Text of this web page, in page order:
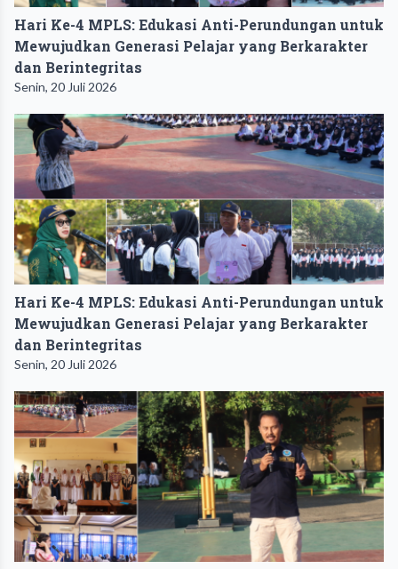
Hari Ke-4 MPLS: Edukasi Anti-Perundungan untuk
Mewujudkan Generasi Pelajar yang Berkarakter
dan Berintegritas
Senin, 20 Juli 2026
Hari Ke-4 MPLS: Edukasi Anti-Perundungan untuk
Mewujudkan Generasi Pelajar yang Berkarakter
dan Berintegritas
Senin, 20 Juli 2026